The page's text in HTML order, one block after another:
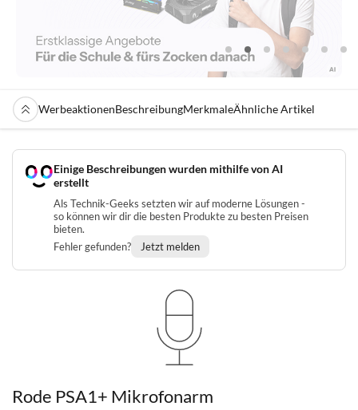
WerbeaktionenBeschreibungMerkmaleÄhnliche Artikel
Einige Beschreibungen wurden mithilfe von AI
erstellt
Als Technik-Geeks setzten wir auf moderne Lösungen -
so können wir dir die besten Produkte zu besten Preisen
bieten.
Fehler gefunden?
Jetzt melden
Rode PSA1+ Mikrofonarm